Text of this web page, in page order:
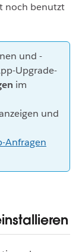
noch benutzt
und -
Upgrade-
im
und
Anfragen